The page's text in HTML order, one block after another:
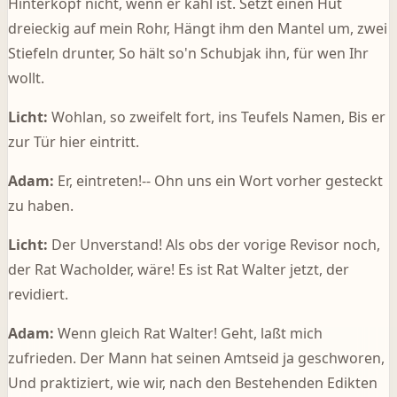
dreieckig auf mein Rohr, Hängt ihm den Mantel um, zwei
Stiefeln drunter, So hält so'n Schubjak ihn, für wen Ihr
wollt.
Licht: Wohlan, so zweifelt fort, ins Teufels Namen, Bis er
zur Tür hier eintritt.
Adam: Er, eintreten!-- Ohn uns ein Wort vorher gesteckt
zu haben.
Licht: Der Unverstand! Als obs der vorige Revisor noch,
der Rat Wacholder, wäre! Es ist Rat Walter jetzt, der
revidiert.
Adam: Wenn gleich Rat Walter! Geht, laßt mich
zufrieden. Der Mann hat seinen Amtseid ja geschworen,
Und praktiziert, wie wir, nach den Bestehenden Edikten